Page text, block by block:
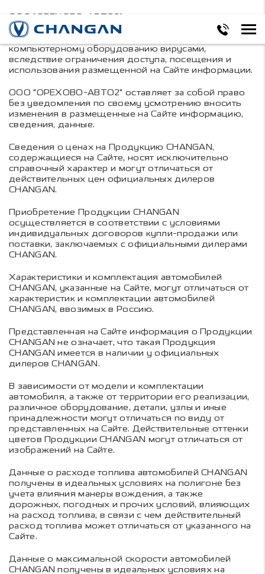
ООО "ОРЕХОВО-АВТО2" не несет ответственность
за неблагоприятные последствия и любые убытки, в
том числе за ущерб, нанесенный вашему
компьютерному оборудованию вирусами,
вследствие ограничения доступа, посещения и
использования размещенной на Сайте информации.
ООО "ОРЕХОВО-АВТО2" оставляет за собой право
без уведомления по своему усмотрению вносить
изменения в размещенные на Сайте информацию,
сведения, данные.
Сведения о ценах на Продукцию CHANGAN,
содержащиеся на Сайте, носят исключительно
справочный характер и могут отличаться от
действительных цен официальных дилеров
CHANGAN.
Приобретение Продукции CHANGAN
осуществляется в соответствии с условиями
индивидуальных договоров купли-продажи или
поставки, заключаемых с официальными дилерами
CHANGAN.
Характеристики и комплектация автомобилей
CHANGAN, указанные на Сайте, могут отличаться от
характеристик и комплектации автомобилей
CHANGAN, ввозимых в Россию.
Представленная на Сайте информация о Продукции
CHANGAN не означает, что такая Продукция
CHANGAN имеется в наличии у официальных
дилеров CHANGAN.
В зависимости от модели и комплектации
автомобиля, а также от территории его реализации,
различное оборудование, детали, узлы и иные
принадлежности могут отличаться по виду от
представленных на Сайте. Действительные оттенки
цветов Продукции CHANGAN могут отличаться от
изображений на Сайте.
Данные о расходе топлива автомобилей CHANGAN
получены в идеальных условиях на полигоне без
учета влияния манеры вождения, а также
дорожных, погодных и прочих условий, влияющих
на расход топлива, в связи с чем действительный
расход топлива может отличаться от указанного на
Сайте.
Данные о максимальной скорости автомобилей
CHANGAN получены в идеальных условиях на